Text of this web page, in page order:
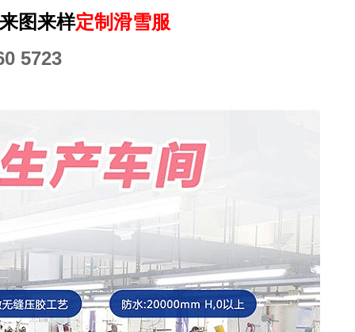
图来样定制滑雪服
5723